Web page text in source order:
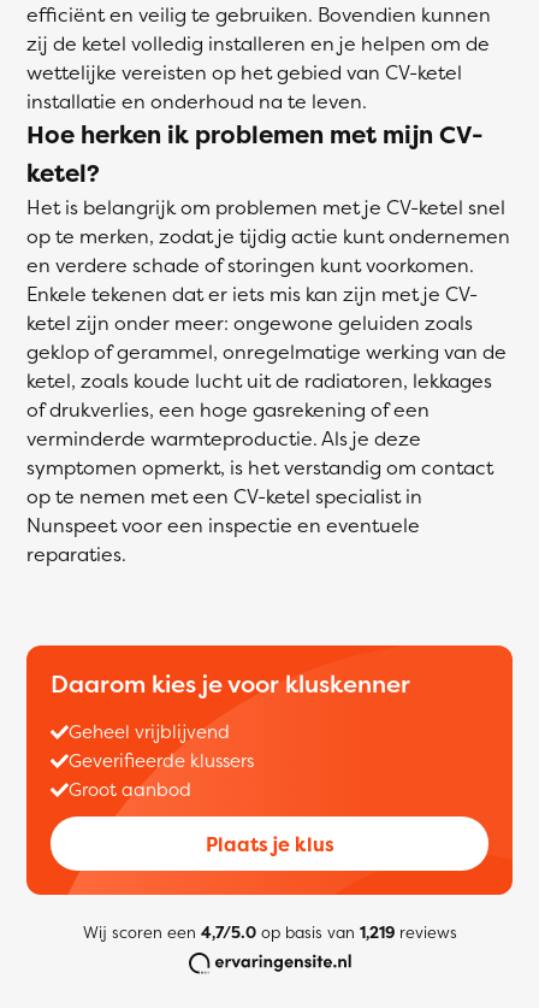
efficiënt en veilig te gebruiken. Bovendien kunnen
zij de ketel volledig installeren en je helpen om de
wettelijke vereisten op het gebied van CV-ketel
installatie en onderhoud na te leven.
Hoe herken ik problemen met mijn CV-
ketel?
Het is belangrijk om problemen met je CV-ketel snel
op te merken, zodat je tijdig actie kunt ondernemen
en verdere schade of storingen kunt voorkomen.
Enkele tekenen dat er iets mis kan zijn met je CV-
ketel zijn onder meer: ongewone geluiden zoals
geklop of gerammel, onregelmatige werking van de
ketel, zoals koude lucht uit de radiatoren, lekkages
of drukverlies, een hoge gasrekening of een
verminderde warmteproductie. Als je deze
symptomen opmerkt, is het verstandig om contact
op te nemen met een CV-ketel specialist in
Nunspeet voor een inspectie en eventuele
reparaties.
Daarom kies je voor kluskenner
Geheel vrijblijvend
Geverifieerde klussers
Groot aanbod
Plaats je klus
Wij scoren een 4,7/5.0op basis van 1,219reviews